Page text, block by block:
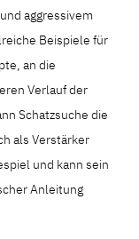
aggressivem
Beispiele für
an die
Verlauf der
Schatzsuche die
als Verstärker
und kann sein
Anleitung